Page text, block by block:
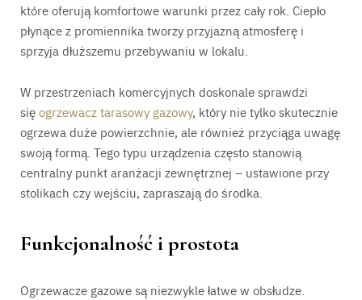
które oferują komfortowe warunki przez cały rok. Ciepło
płynące z promiennika tworzy przyjazną atmosferę i
sprzyja dłuższemu przebywaniu w lokalu.
W przestrzeniach komercyjnych doskonale sprawdzi
sięogrzewacz tarasowy gazowy, który nie tylko skutecznie
ogrzewa duże powierzchnie, ale również przyciąga uwagę
swoją formą. Tego typu urządzenia często stanowią
centralny punkt aranżacji zewnętrznej – ustawione przy
stolikach czy wejściu, zapraszają do środka.
Funkcjonalność i prostota
Ogrzewacze gazowe są niezwykle łatwe w obsłudze.